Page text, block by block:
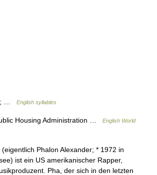
… English syllables
Housing Administration …
English World
Phalon Alexander; * 1972 in
ist ein US amerikanischer Rapper,
Pha, der sich in den letzten